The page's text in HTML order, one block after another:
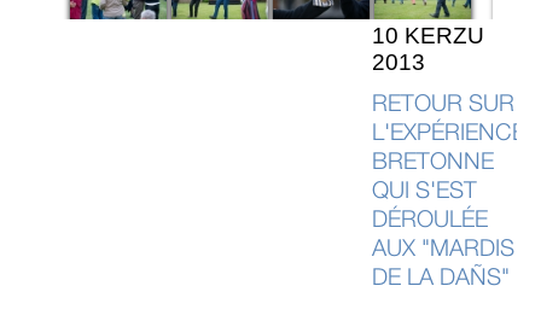
10 KERZU
2013
RETOUR SUR
L'EXPÉRIENCE
BRETONNE
QUI S'EST
DÉROULÉE
AUX "MARDIS
DE LA DAÑS"